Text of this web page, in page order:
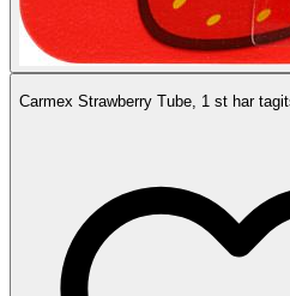
Carmex Strawberry Tube, 1 st har